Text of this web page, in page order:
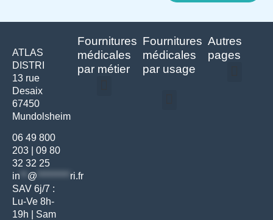
ATLAS
DISTRI
13 rue
Desaix
67450
Mundolsheim
06 49 800
203
09 80
32 32 25
in
@ ********* ri.fr
SAV 6j/7 :
Lu-Ve 8h-
19h | Sam
Fournitures
médicales
par métier
Fournitures
médicales
par usage
Autres
pages